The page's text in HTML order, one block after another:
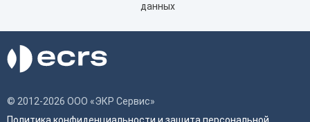
данных
© 2012-2026 ООО «ЭКР Сервис»